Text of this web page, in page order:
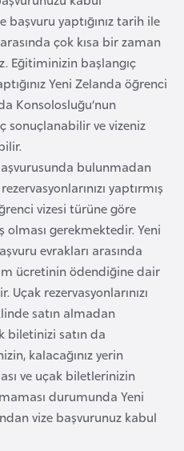
yaptığınız tarih ile
çok kısa bir zaman
Eğitiminizin başlangıç
Yeni Zelanda öğrenci
Konsolosluğu’nun
sonuçlanabilir ve vizeniz
bulunmadan
yaptırmış
vizesi türüne göre
gerekmektedir. Yeni
evrakları arasında
ücretinin ödendiğine dair
rezervasyonlarınızı
satın almadan
biletinizi satın da
kalacağınız yerin
ve uçak biletlerinizin
durumunda Yeni
vize başvurunuz kabul